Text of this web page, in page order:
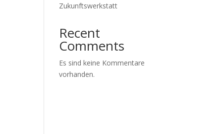
Zukunftswerkstatt
Recent
Comments
Es sind keine Kommentare
vorhanden.